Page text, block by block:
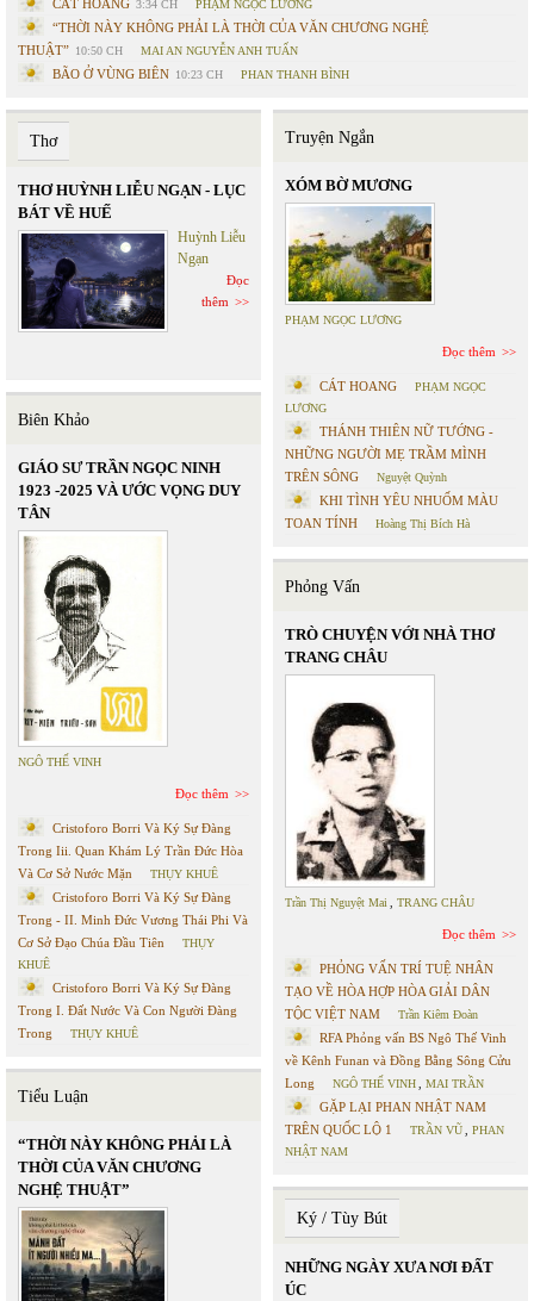
CÁT HOANG 3:34 CH PHẠM NGỌC LƯƠNG
“THỜI NÀY KHÔNG PHẢI LÀ THỜI CỦA VĂN CHƯƠNG NGHỆ
THUẬT” 10:50 CH MAI AN NGUYỄN ANH TUẤN
BÃO Ở VÙNG BIÊN 10:23 CH PHAN THANH BÌNH
Thơ
THƠ HUỲNH LIỄU NGẠN - LỤC
BÁT VỀ HUẾ
Huỳnh Liễu
Ngạn
Đọc
thêm
Biên Khảo
GIÁO SƯ TRẦN NGỌC NINH
1923 -2025 VÀ ƯỚC VỌNG DUY
TÂN
NGÔ THẾ VINH
Đọc thêm
Cristoforo Borri Và Ký Sự Đàng
Trong Iii. Quan Khám Lý Trần Đức Hòa
Và Cơ Sở Nước Mặn
THỤY KHUÊ
Cristoforo Borri Và Ký Sự Đàng
Trong - II. Minh Đức Vương Thái Phi Và
Cơ Sở Đạo Chúa Đầu Tiên
THỤY
KHUÊ
Cristoforo Borri Và Ký Sự Đàng
Trong I. Đất Nước Và Con Người Đàng
Trong
THỤY KHUÊ
Tiểu Luận
“THỜI NÀY KHÔNG PHẢI LÀ
THỜI CỦA VĂN CHƯƠNG
NGHỆ THUẬT”
Truyện Ngắn
XÓM BỜ MƯƠNG
PHẠM NGỌC LƯƠNG
Đọc thêm
CÁT HOANG
PHẠM NGỌC
LƯƠNG
THÁNH THIÊN NỮ TƯỚNG -
NHỮNG NGƯỜI MẸ TRẦM MÌNH
TRÊN SÔNG
Nguyệt Quỳnh
KHI TÌNH YÊU NHUỐM MÀU
TOAN TÍNH
Hoàng Thị Bích Hà
Phỏng Vấn
TRÒ CHUYỆN VỚI NHÀ THƠ
TRANG CHÂU
Trần Thị Nguyệt Mai, TRANG CHÂU
Đọc thêm
PHỎNG VẤN TRÍ TUỆ NHÂN
TẠO VỀ HÒA HỢP HÒA GIẢI DÂN
TỘC VIỆT NAM
Trần Kiêm Đoàn
RFA Phỏng vấn BS Ngô Thế Vinh
về Kênh Funan và Đồng Bằng Sông Cửu
Long
NGÔ THẾ VINH, MAI TRẦN
GẶP LẠI PHAN NHẬT NAM
TRÊN QUỐC LỘ 1
TRẦN VŨ, PHAN
NHẬT NAM
Ký / Tùy Bút
NHỮNG NGÀY XƯA NƠI ĐẤT
ÚC